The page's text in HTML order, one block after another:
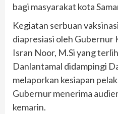
bagi masyarakat kota
Kegiatan serbuan
diapresiasi oleh Gubernur
Isran Noor, M.Si yang
Danlantamal didampingi
melaporkan kesiapan
Gubernur menerima
kemarin.